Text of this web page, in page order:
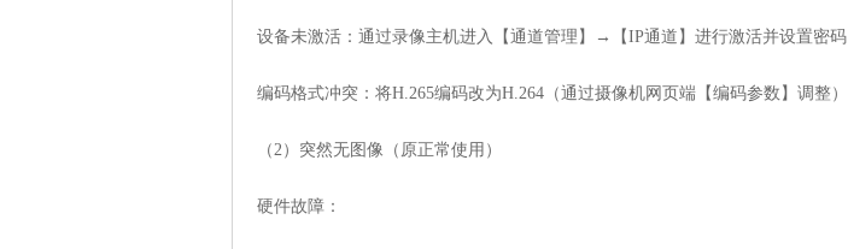
‌设备未激活‌：通过录像主机进入【通道管理】→【IP通道】进行激活并设置密码‌
‌编码格式冲突‌：将H.265编码改为H.264（通过摄像机网页端【编码参数】调整）‌
‌（2）突然无图像（原正常使用）‌
‌硬件故障‌：